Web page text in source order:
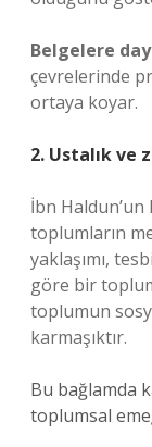
Belgelere
çevrelerinde
ortaya koyar.
2. Ustalık ve
İbn Haldun’un
toplumların
yaklaşımı,
göre bir
toplumun
karmaşıktır.
Bu bağlamda
toplumsal